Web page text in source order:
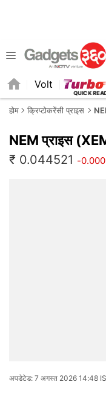
Volt
होम क्रिप्टोकरेंसी प्राइस
NEM प्राइस
₹ 0.044521 -
अपडेटेड: 7 अगस्त 2026 14:48